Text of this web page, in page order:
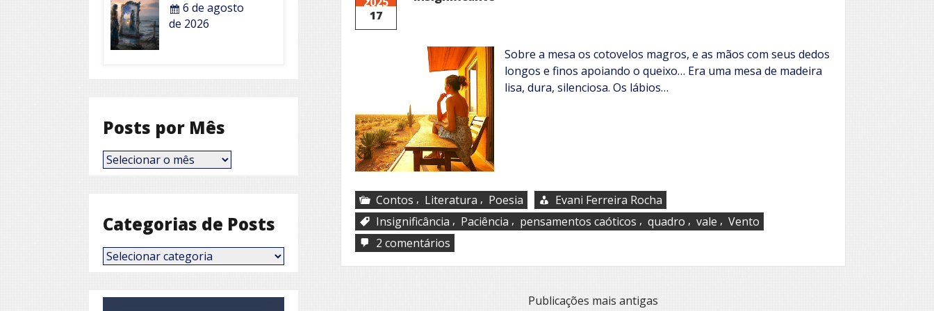
17
Sobre a mesa os cotovelos magros, e as mãos com seus dedos
longos e finos apoiando o queixo… Era uma mesa de madeira
lisa, dura, silenciosa. Os lábios…
Contos , Literatura , Poesia
Evani Ferreira Rocha
Insignificância , Paciência , pensamentos caóticos , quadro , vale , Vento
2 comentários
Insignificante
Publicações mais antigas
6 de agosto
de 2026
Posts por Mês
Posts
por
Categorias de Posts
Categorias
de